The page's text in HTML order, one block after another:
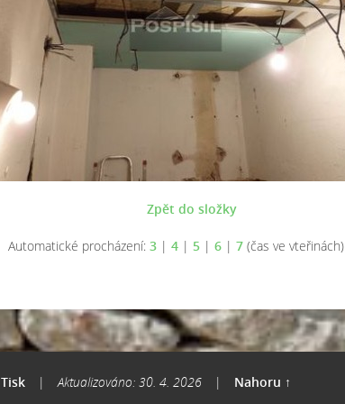
Zpět do složky
Automatické procházení: 3| 4| 5| 6| 7(čas ve vteřinách)
Tisk | Aktualizováno: 30. 4. 2026 | Nahoru ↑